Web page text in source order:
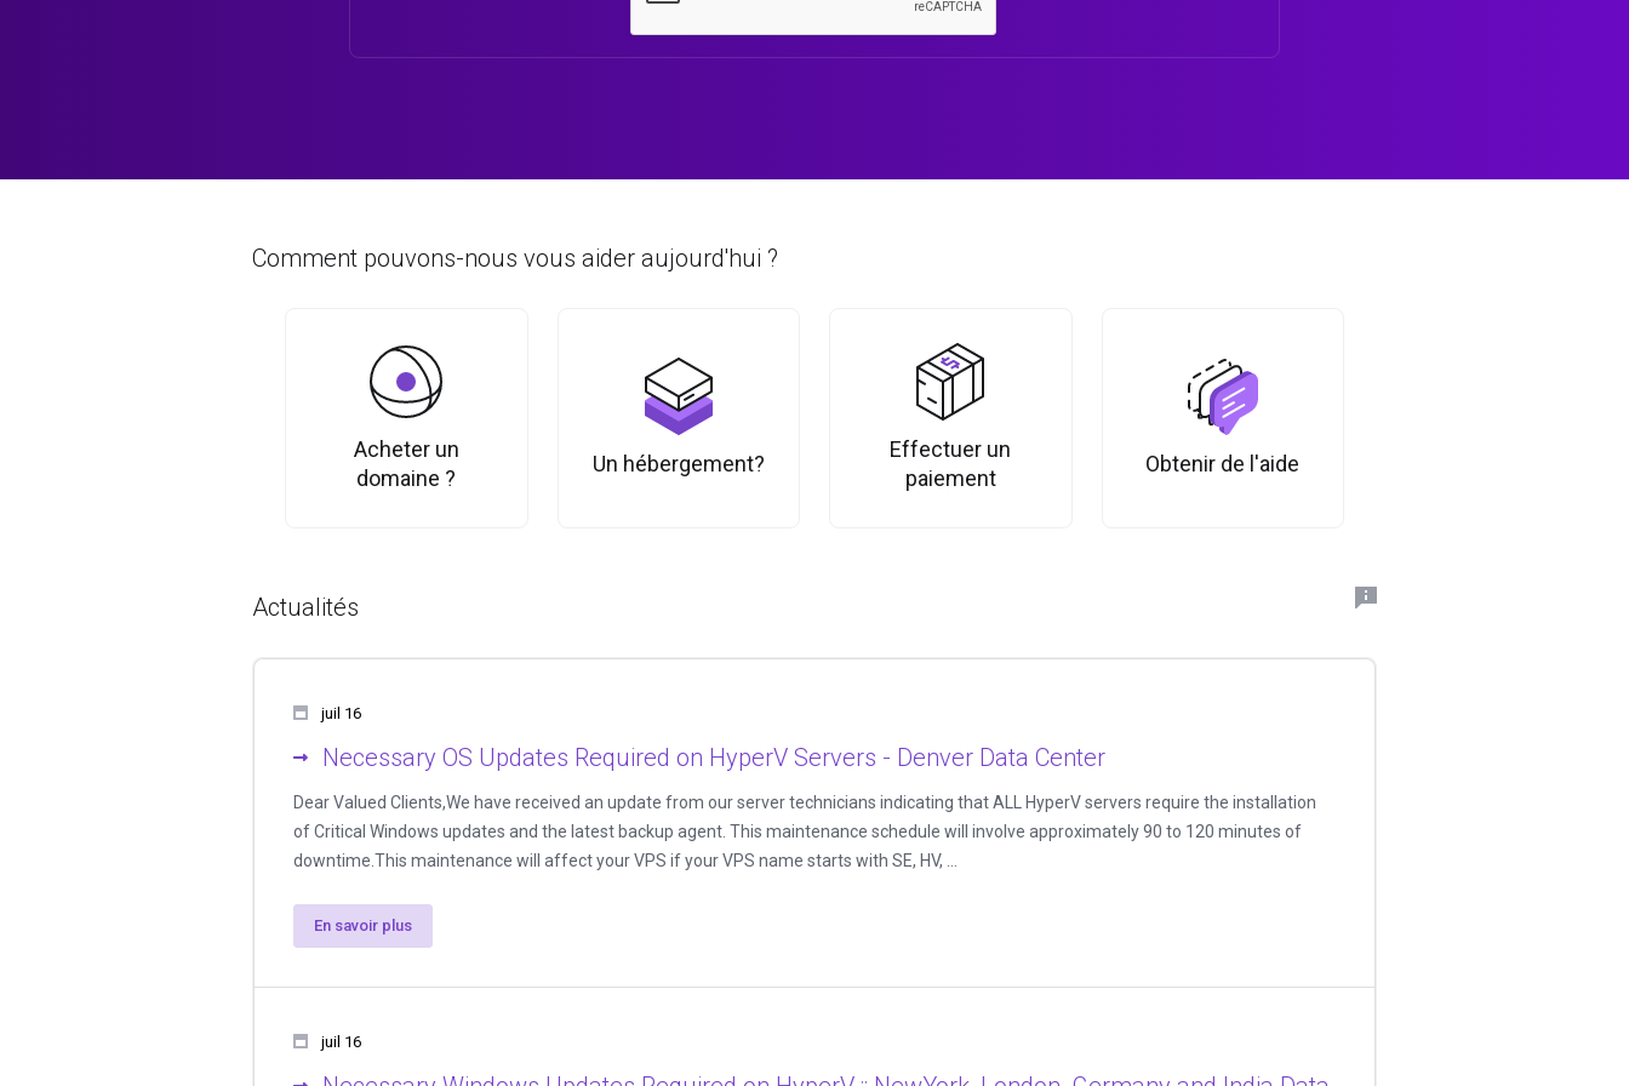
Comment pouvons-nous vous aider aujourd'hui ?
Acheter un
domaine ?
Un hébergement?
Effectuer un
paiement
Obtenir de l'aide
Actualités
juil 16
Necessary OS Updates Required on HyperV Servers - Denver Data Center
Dear Valued Clients,We have received an update from our server technicians indicating that ALL HyperV servers require the installation
of Critical Windows updates and the latest backup agent. This maintenance schedule will involve approximately 90 to 120 minutes of
downtime.This maintenance will affect your VPS if your VPS name starts with SE, HV, ...
En savoir plus
juil 16